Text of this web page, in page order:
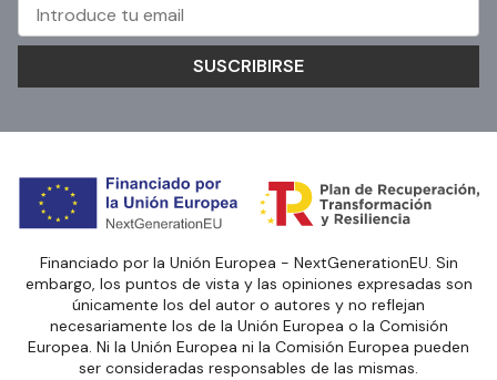
SUSCRIBIRSE
Financiado por la Unión Europea - NextGenerationEU. Sin
embargo, los puntos de vista y las opiniones expresadas son
únicamente los del autor o autores y no reflejan
necesariamente los de la Unión Europea o la Comisión
Europea. Ni la Unión Europea ni la Comisión Europea pueden
ser consideradas responsables de las mismas.